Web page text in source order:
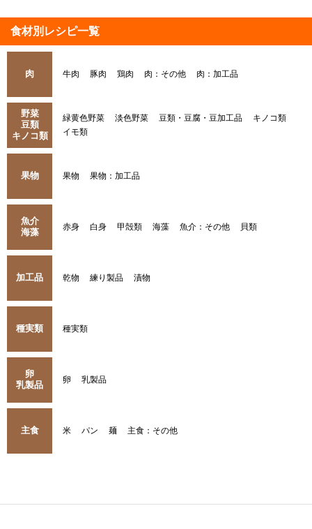
食材別レシピ一覧
肉 牛肉 豚肉 鶏肉 肉：その他 肉：加工品
野菜
豆類
キノコ類
緑黄色野菜 淡色野菜 豆類・豆腐・豆加工品
キノコ類
イモ類
果物 果物 果物：加工品
魚介
海藻
赤身 白身 甲殻類 海藻 魚介：その他 貝類
加工品 乾物 練り製品 漬物
種実類 種実類
卵
乳製品
卵 乳製品
主食 米 パン 麺 主食：その他